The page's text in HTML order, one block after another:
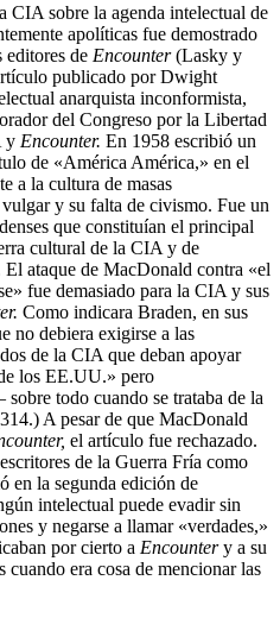
sobre la agenda intelectual de
apolíticas fue demostrado
editores de Encounter(Lasky y
publicado por Dwight
anarquista inconformista,
del Congreso por la Libertad
y Encounter. En 1958 escribió un
de «América América,» en el
a la cultura de masas
y su falta de civismo. Fue un
que constituían el principal
cultural de la CIA y de
ataque de MacDonald contra «el
fue demasiado para la CIA y sus
Como indicara Braden, en sus
no debiera exigirse a las
de la CIA que deban apoyar
los EE.UU.» pero
todo cuando se trataba de la
A pesar de que MacDonald
el artículo fue rechazado.
de la Guerra Fría como
en la segunda edición de
intelectual puede evadir sin
y negarse a llamar «verdades,»
por cierto a Encountery a su
era cosa de mencionar las